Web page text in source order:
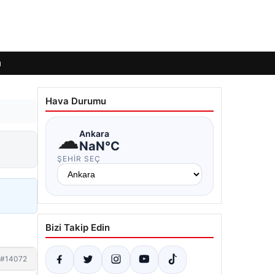
#14072
Hava Durumu
☁Ankara
NaN°C
ŞEHIR SEÇ
Bizi Takip Edin